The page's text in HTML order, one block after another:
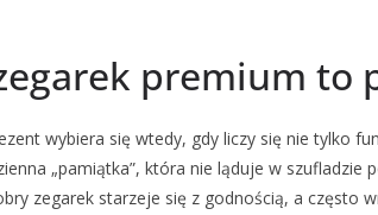
premium to
wybiera się wtedy, gdy liczy się nie tylko
„pamiątka”, która nie ląduje w szufladzie
zegarek starzeje się z godnością, a często